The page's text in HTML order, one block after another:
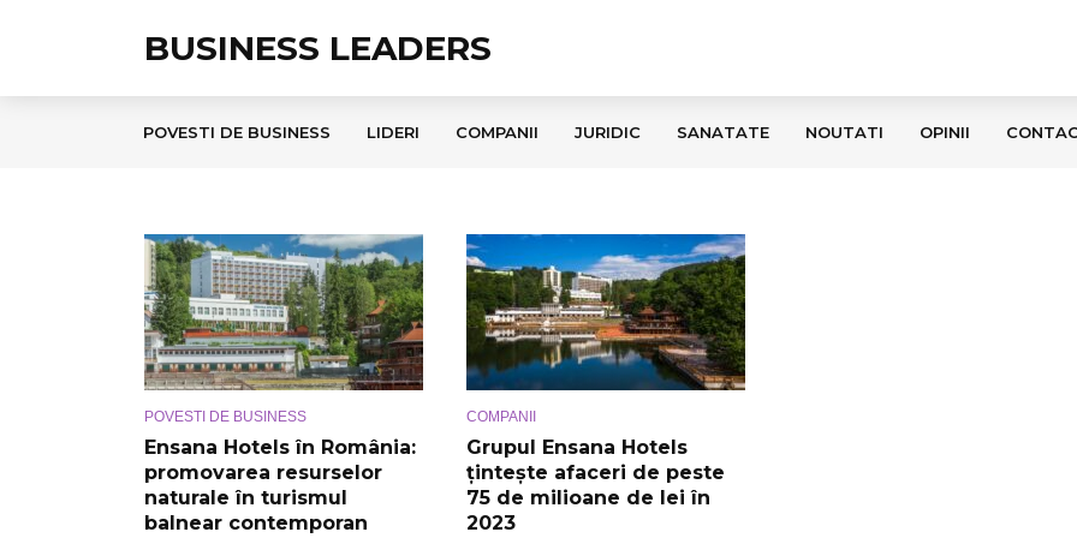
BUSINESS LEADERS
POVESTI DE BUSINESS LIDERI COMPANII JURIDIC SANATATE NOUTATI OPINII
POVESTI DE BUSINESS
Ensana Hotels în România:
promovarea resurselor
naturale în turismul
balnear contemporan
COMPANII
Grupul Ensana Hotels
țintește afaceri de peste
75 de milioane de lei în
2023